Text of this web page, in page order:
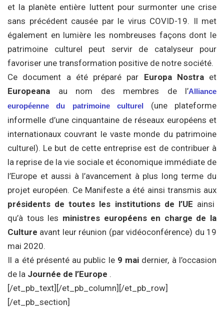
et la planète entière luttent pour surmonter une crise
sans précédent causée par le virus COVID-19. Il met
également en lumière les nombreuses façons dont le
patrimoine culturel peut servir de catalyseur pour
favoriser une transformation positive de notre société.
Ce document a été préparé par Europa Nostraet
Europeana au nom des membres de l’Alliance
européenne du patrimoine culturel
(une plateforme
informelle d’une cinquantaine de réseaux européens et
internationaux couvrant le vaste monde du patrimoine
culturel). Le but de cette entreprise est de contribuer à
la reprise de la vie sociale et économique immédiate de
l’Europe et aussi à l’avancement à plus long terme du
projet européen. Ce Manifeste a été ainsi transmis aux
présidents de toutes les institutions de l’UE ainsi
qu’à tous les ministres européens en charge de la
Culture avant leur réunion (par vidéoconférence) du 19
mai 2020.
Il a été présenté au public le 9 mai dernier, à l’occasion
de la Journée de l’Europe .
[/et_pb_text][/et_pb_column][/et_pb_row]
[/et_pb_section]